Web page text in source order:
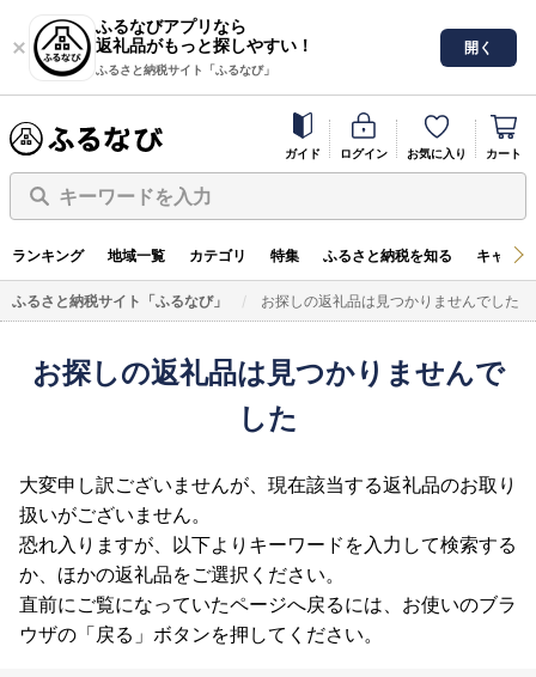
ふるなびアプリなら
返礼品がもっと探しやすい！
ふるさと納税サイト「ふるなび」
開く
ガイド ログイン お気に入り カート
キーワードを入力
ランキング 地域一覧 カテゴリ 特集 ふるさと納税を知る キャン
ふるさと納税サイト「ふるなび」 お探しの返礼品は見つかりませんでした
お探しの返礼品は見つかりませんで
した
大変申し訳ございませんが、現在該当する返礼品のお取り
扱いがございません。
恐れ入りますが、以下よりキーワードを入力して検索する
か、ほかの返礼品をご選択ください。
直前にご覧になっていたページへ戻るには、お使いのブラ
ウザの「戻る」ボタンを押してください。